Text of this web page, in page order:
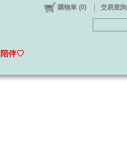
購物車 (0) 交易查詢
陪伴♡